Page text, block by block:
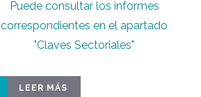
Puede consultar los informes
correspondientes en el apartado
"Claves Sectoriales"
LEER MÁS